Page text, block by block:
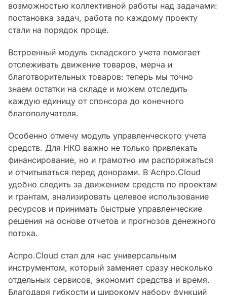
возможностью коллективной работы над задачами:
постановка задач, работа по каждому проекту
стали на порядок проще.
Встроенный модуль складского учета помогает
отслеживать движение товаров, мерча и
благотворительных товаров: теперь мы точно
знаем остатки на складе и можем отследить
каждую единицу от спонсора до конечного
благополучателя.
Особенно отмечу модуль управленческого учета
средств. Для НКО важно не только привлекать
финансирование, но и грамотно им распоряжаться
и отчитываться перед донорами. В Аспро.Cloud
удобно следить за движением средств по проектам
и грантам, анализировать целевое использование
ресурсов и принимать быстрые управленческие
решения на основе отчетов и прогнозов денежного
потока.
Аспро.Cloud стал для нас универсальным
инструментом, который заменяет сразу несколько
отдельных сервисов, экономит средства и время.
Благодаря гибкости и широкому набору функций